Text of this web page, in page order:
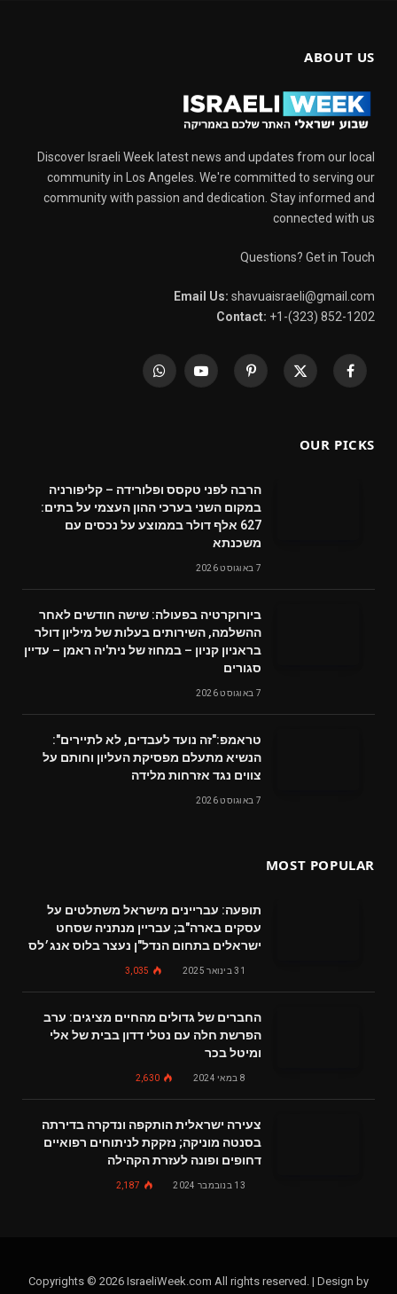
ABOUT US
Discover Israeli Week latest news and updates from our local
community in Los Angeles. We're committed to serving our
community with passion and dedication. Stay informed and
connected with us
Questions? Get in Touch
Email Us: shavuaisraeli@gmail.com
Contact: +1-(323) 852-1202
Facebook
X
Pinterest
YouTube
WhatsApp
OUR PICKS
הרבה לפני טקסס ופלורידה – קליפורניה
במקום השני בערכי ההון העצמי על בתים:
627 אלף דולר בממוצע על נכסים עם
משכנתא
7 באוגוסט 2026
ביורוקרטיה בפעולה: שישה חודשים לאחר
ההשלמה, השירותים בעלות של מיליון דולר
בראניון קניון – במחוז של נית'יה ראמן – עדיין
סגורים
7 באוגוסט 2026
טראמפ:"זה נועד לעבדים, לא לתיירים":
הנשיא מתעלם מפסיקת העליון וחותם על
צווים נגד אזרחות מלידה
7 באוגוסט 2026
MOST POPULAR
תופעה: עבריינים מישראל משתלטים על
עסקים בארה"ב; עבריין מנתניה שסחט
ישראלים בתחום הנדל"ן נעצר בלוס אנג׳לס
31 בינואר 2025 3,035
החברים של גדולים מהחיים מציגים: ערב
הפרשת חלה עם נטלי דדון בבית של אלי
ומיטל בכר
8 במאי 2024 2,630
צעירה ישראלית הותקפה ונדקרה בדירתה
בסנטה מוניקה; נזקקת לניתוחים רפואיים
דחופים ופונה לעזרת הקהילה
13 בנובמבר 2024 2,187
Copyrights © 2026 IsraeliWeek.com All rights reserved. | Design by